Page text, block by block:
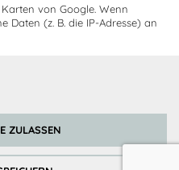
von Google. Wenn
Daten (z. B. die IP-Adresse) an
ZULASSEN
Cocooning24 mich regelmäßig
Angebote informiert.